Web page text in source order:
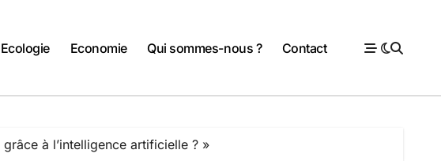
Ecologie Economie Qui sommes-nous ? Contact
à l’intelligence artificielle ? »